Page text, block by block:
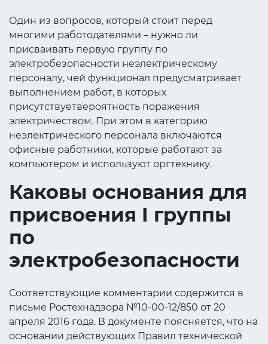
Один из вопросов, который стоит перед
многими работодателями – нужно ли
присваивать первую группу по
электробезопасности неэлектрическому
персоналу, чей функционал предусматривает
выполнением работ, в которых
присутствуетвероятность поражения
электричеством. При этом в категорию
неэлектрического персонала включаются
офисные работники, которые работают за
компьютером и используют оргтехнику.
Каковы основания для
присвоения I группы
по
электробезопасности
Соответствующие комментарии содержится в
письме Ростехнадзора №10-00-12/850 от 20
апреля 2016 года. В документе поясняется, что на
основании действующих Правил технической